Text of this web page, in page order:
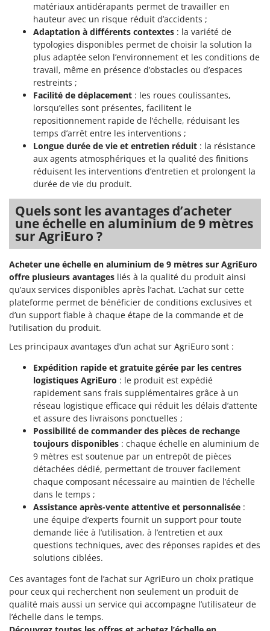
Taille-haies
Taille-haies à bras pour tracteur
Tarières
Tondeuses à Gazon
Tondeuses autoportées
Tondeuses débroussailleuses thermiques
Trancheuses
Trancheuses de sol
Transpalettes
Treuils de débardage
Tronçonneuses
V
Vêtements de Sécurité
Keter
KitchenAid
Komo
Laica
Lampacrescia - MGM
Landxcape
LAR Casalinghi
Lavor
Linea VZ
Lisam
Lotusgrill
M
M.A.I.BO.
Macom
Macte Ovens
Makita
MAMMAMIA
Marcato
Marina Systems
Master
Mastercook
Masterpro
McCulloch
MCH
Michelin
Mille
Minox
Mockmill
More than chef
MOSA
Mowox
MTD
matériaux antidérapants permet de travailler en
hauteur avec un risque réduit d’accidents ;
Adaptation à différents contextes : la variété de
typologies disponibles permet de choisir la solution la
plus adaptée selon l’environnement et les conditions de
travail, même en présence d’obstacles ou d’espaces
restreints ;
Facilité de déplacement : les roues coulissantes,
lorsqu’elles sont présentes, facilitent le
repositionnement rapide de l’échelle, réduisant les
temps d’arrêt entre les interventions ;
Longue durée de vie et entretien réduit : la résistance
aux agents atmosphériques et la qualité des finitions
réduisent les interventions d’entretien et prolongent la
durée de vie du produit.
Quels sont les avantages d’acheter
une échelle en aluminium de 9 mètres
sur AgriEuro ?
Acheter une échelle en aluminium de 9 mètres sur AgriEuro
offre plusieurs avantages liés à la qualité du produit ainsi
qu’aux services disponibles après l’achat. L’achat sur cette
plateforme permet de bénéficier de conditions exclusives et
d’un support fiable à chaque étape de la commande et de
l’utilisation du produit.
Les principaux avantages d’un achat sur AgriEuro sont :
Expédition rapide et gratuite gérée par les centres
logistiques AgriEuro : le produit est expédié
rapidement sans frais supplémentaires grâce à un
réseau logistique efficace qui réduit les délais d’attente
et assure des livraisons ponctuelles ;
Possibilité de commander des pièces de rechange
toujours disponibles : chaque échelle en aluminium de
9 mètres est soutenue par un entrepôt de pièces
détachées dédié, permettant de trouver facilement
chaque composant nécessaire au maintien de l’échelle
dans le temps ;
Assistance après-vente attentive et personnalisée :
une équipe d’experts fournit un support pour toute
demande liée à l’utilisation, à l’entretien et aux
questions techniques, avec des réponses rapides et des
solutions ciblées.
Ces avantages font de l’achat sur AgriEuro un choix pratique
pour ceux qui recherchent non seulement un produit de
qualité mais aussi un service qui accompagne l’utilisateur de
l’échelle dans le temps.